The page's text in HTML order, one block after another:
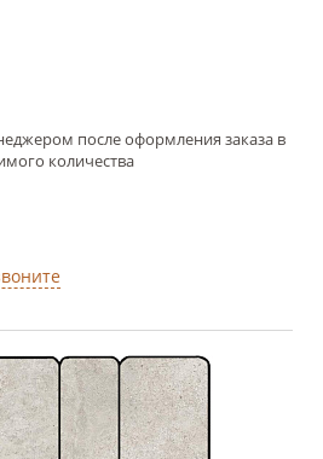
после оформления заказа в
количества